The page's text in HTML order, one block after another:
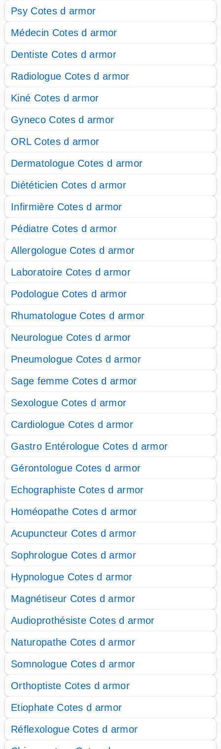
Psy Cotes d armor
Médecin Cotes d armor
Dentiste Cotes d armor
Radiologue Cotes d armor
Kiné Cotes d armor
Gyneco Cotes d armor
ORL Cotes d armor
Dermatologue Cotes d armor
Diététicien Cotes d armor
Infirmière Cotes d armor
Pédiatre Cotes d armor
Allergologue Cotes d armor
Laboratoire Cotes d armor
Podologue Cotes d armor
Rhumatologue Cotes d armor
Neurologue Cotes d armor
Pneumologue Cotes d armor
Sage femme Cotes d armor
Sexologue Cotes d armor
Cardiologue Cotes d armor
Gastro Entérologue Cotes d armor
Gérontologue Cotes d armor
Echographiste Cotes d armor
Homéopathe Cotes d armor
Acupuncteur Cotes d armor
Sophrologue Cotes d armor
Hypnologue Cotes d armor
Magnétiseur Cotes d armor
Audioprothésiste Cotes d armor
Naturopathe Cotes d armor
Somnologue Cotes d armor
Orthoptiste Cotes d armor
Etiophate Cotes d armor
Réflexologue Cotes d armor